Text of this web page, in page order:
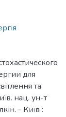
для
та
нац. ун-т
- Київ :